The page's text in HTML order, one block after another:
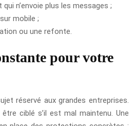
n’envoie plus les messages ;
mobile ;
ou une refonte.
pour votre
réservé aux grandes entreprises.
ciblé s’il est mal maintenu. Une